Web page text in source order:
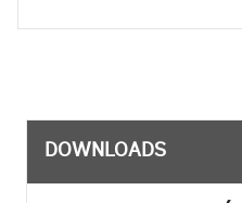
DOWNLOADS